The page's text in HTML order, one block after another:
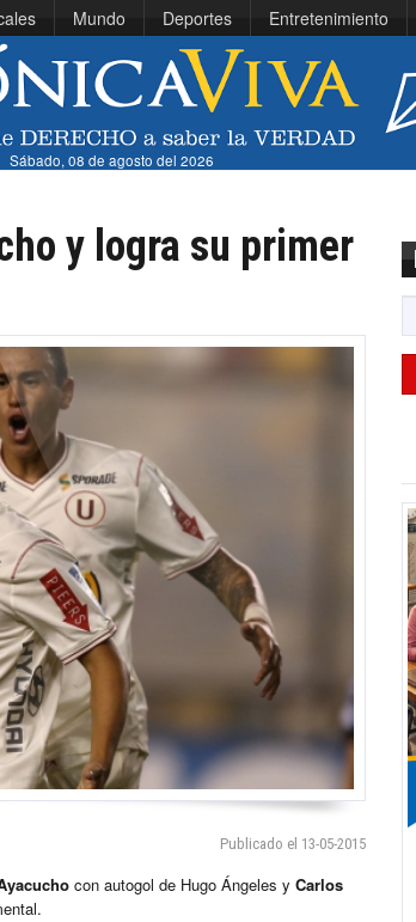
Mundo Deportes Entretenimiento
Sábado, 08 de agosto del 2026
y logra su primer
Publicado el 13-05-2015
con autogol de Hugo Ángeles y Carlos